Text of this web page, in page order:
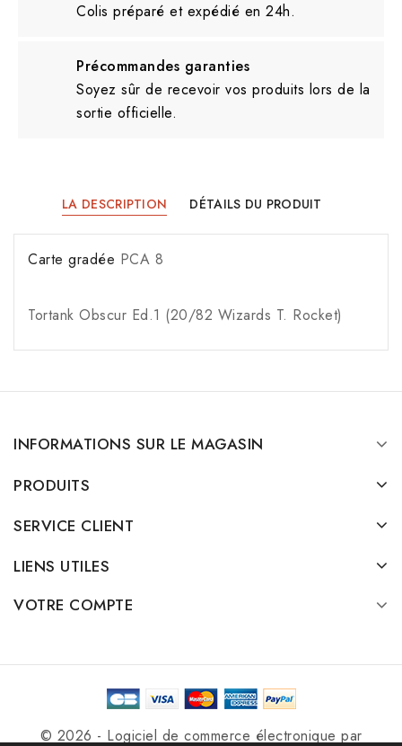
Colis préparé et expédié en 24h.
Précommandes garanties
Soyez sûr de recevoir vos produits lors de la
sortie officielle.
LA DESCRIPTION DÉTAILS DU PRODUIT
Carte gradée PCA 8
Tortank Obscur Ed.1 (20/82 Wizards T. Rocket)
INFORMATIONS SUR LE MAGASIN
PRODUITS
SERVICE CLIENT
LIENS UTILES
VOTRE COMPTE
© 2026 - Logiciel de commerce électronique par